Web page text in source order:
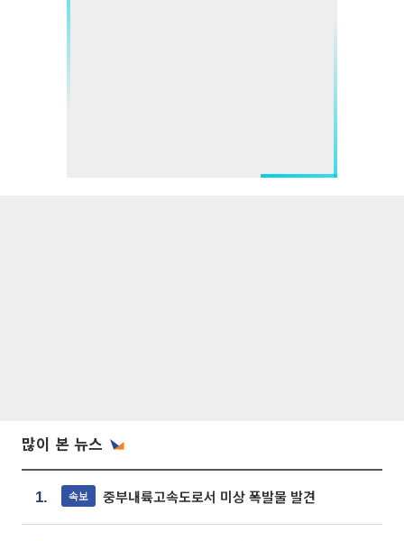
많이 본 뉴스
1. 속보 중부내륙고속도로서 미상 폭발물 발견